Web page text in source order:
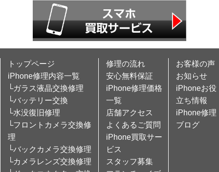
トップページ
iPhone修理内容一覧
└ガラス液晶交換修理
└バッテリー交換
└水没復旧修理
└フロントカメラ交換修
理
└バックカメラ交換修理
└カメラレンズ交換修理
修理の流れ
安心無料保証
iPhone修理価格
一覧
店舗アクセス
よくあるご質問
iPhone買取サー
ビス
スタッフ募集
お客様の声
お知らせ
iPhoneお役
立ち情報
iPhone修理
ブログ